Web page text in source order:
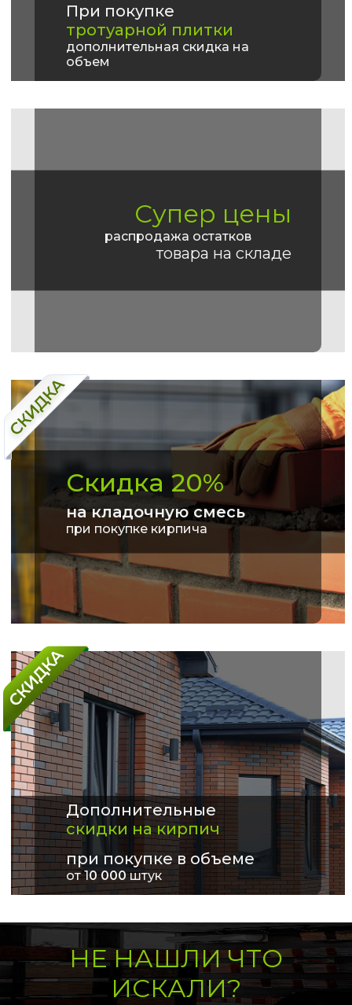
При покупке
тротуарной плитки
дополнительная скидка на
объем
Супер цены
распродажа остатков
товара на складе
Скидка 20%
на кладочную смесь
при покупке кирпича
Дополнительные
скидки на кирпич
при покупке в объеме
от 10 000штук
НЕ НАШЛИ ЧТО
ИСКАЛИ?